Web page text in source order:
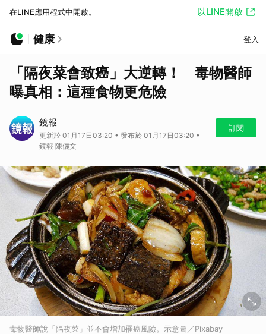
在LINE應用程式中開啟。 以LINE開啟
健康 登入
「隔夜菜會致癌」大逆轉！ 毒物醫師
曝真相：這種食物更危險
鏡報
更新於 01月17日03:20 • 發布於 01月17日03:20 •
鏡報 陳儷文
訂閱
毒物醫師說「隔夜菜」並不會增加罹癌風險。示意圖／Pixabay